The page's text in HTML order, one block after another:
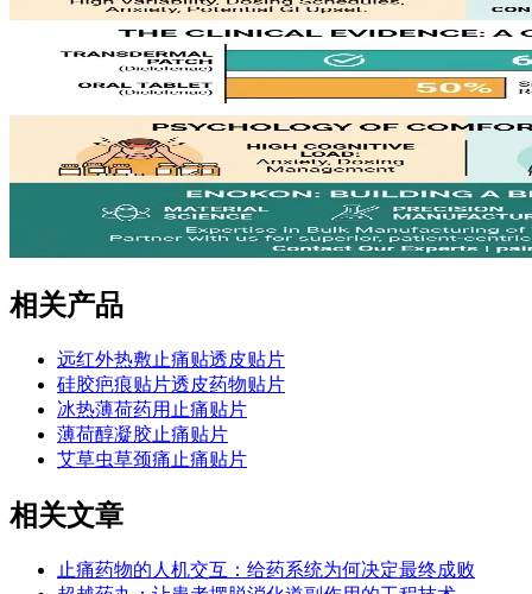
相关产品
远红外热敷止痛贴透皮贴片
硅胶疤痕贴片透皮药物贴片
冰热薄荷药用止痛贴片
薄荷醇凝胶止痛贴片
艾草虫草颈痛止痛贴片
相关文章
止痛药物的人机交互：给药系统为何决定最终成败